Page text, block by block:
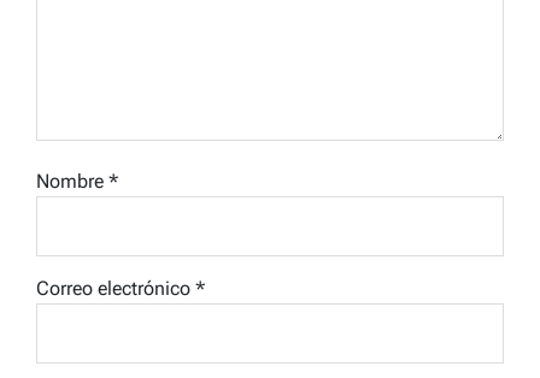
Nombre *
Correo electrónico *